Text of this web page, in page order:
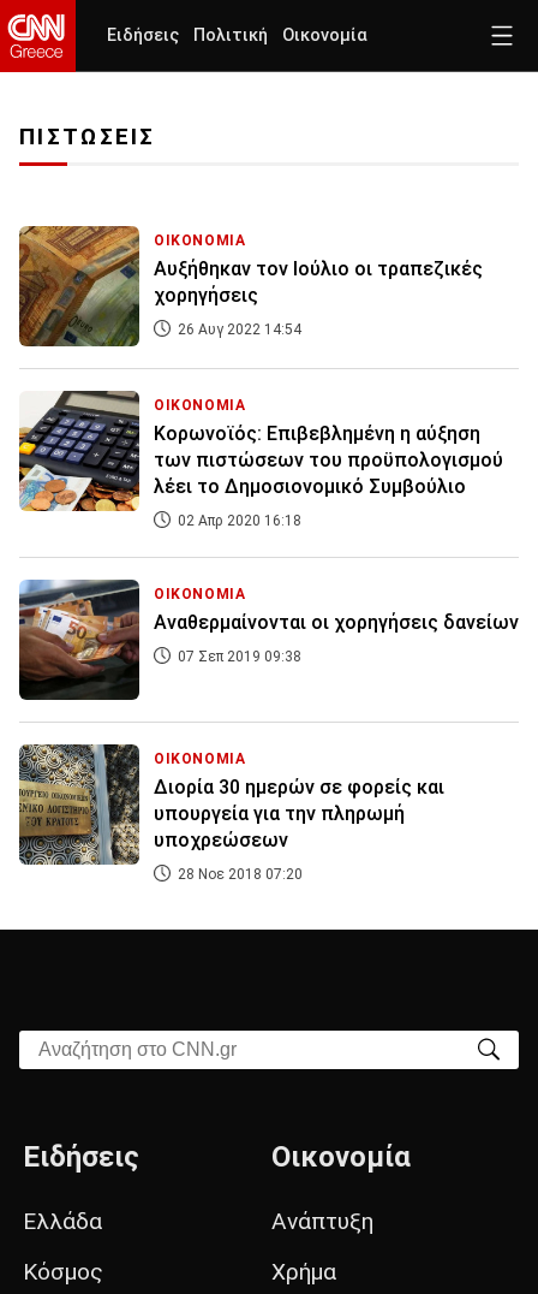
Ειδήσεις Πολιτική Οικονομία
ΠΙΣΤΩΣΕΙΣ
ΟΙΚΟΝΟΜΙΑ
Αυξήθηκαν τον Ιούλιο οι τραπεζικές
χορηγήσεις
26 Αυγ 2022 14:54
ΟΙΚΟΝΟΜΙΑ
Κορωνοϊός: Επιβεβλημένη η αύξηση
των πιστώσεων του προϋπολογισμού
λέει το Δημοσιονομικό Συμβούλιο
02 Απρ 2020 16:18
ΟΙΚΟΝΟΜΙΑ
Αναθερμαίνονται οι χορηγήσεις δανείων
07 Σεπ 2019 09:38
ΟΙΚΟΝΟΜΙΑ
Διορία 30 ημερών σε φορείς και
υπουργεία για την πληρωμή
υποχρεώσεων
28 Νοε 2018 07:20
Αναζήτηση στο CNN.gr
Ειδήσεις
Ελλάδα
Κόσμος
Οικονομία
Ανάπτυξη
Χρήμα